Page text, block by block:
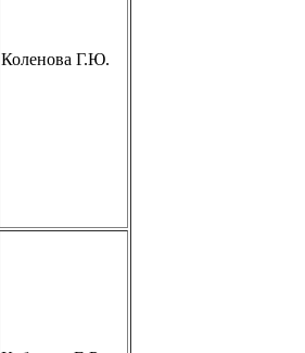
Коленова Г.Ю.